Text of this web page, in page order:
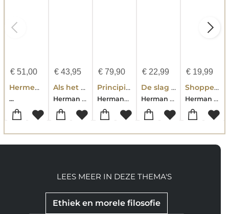
€51,00
Hermeneutics and the Humanities / Hermeneutik und Geisteswissenschaften
...
€43,95
Als het verleden trekt
Herman Paul
€ 79,90
Principien der Sprachgeschichte
Hermann , Paul
€ 22,99
De slag om het hart
Herman Paul
€ 19,99
Shoppen in advent
Herman Paul
Ethiek en morele filosofie
LEES MEER IN DEZE THEMA'S